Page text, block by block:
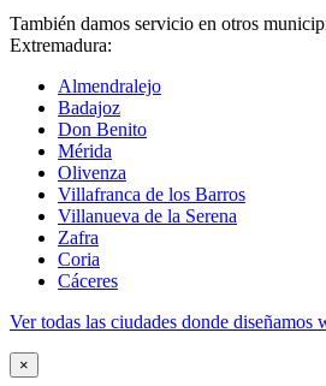
También damos servicio en otros
Extremadura:
Almendralejo
Badajoz
Don Benito
Mérida
Olivenza
Villafranca de los Barros
Villanueva de la Serena
Zafra
Coria
Cáceres
Ver todas las ciudades donde diseñamos
×